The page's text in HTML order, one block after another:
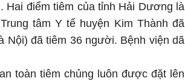
Hai điểm tiêm của tỉnh Hải Dương là
tâm Y tế huyện Kim Thành đã
Nội) đã tiêm 36 người. Bệnh viện dã
toàn tiêm chủng luôn được đặt lên